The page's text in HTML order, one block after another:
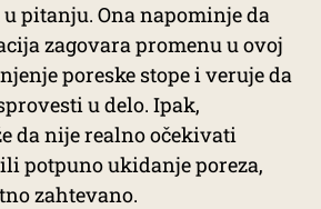
u pitanju. Ona napominje da
zagovara promenu u ovoj
poreske stope i veruje da
u delo. Ipak,
da nije realno očekivati
potpuno ukidanje poreza,
zahtevano.